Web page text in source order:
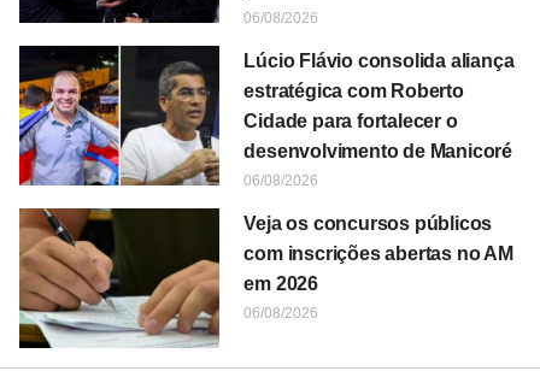
06/08/2026
Lúcio Flávio consolida aliança
estratégica com Roberto
Cidade para fortalecer o
desenvolvimento de Manicoré
06/08/2026
Veja os concursos públicos
com inscrições abertas no AM
em 2026
06/08/2026